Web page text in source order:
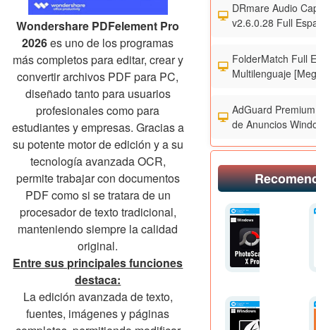
Wondershare PDFelement Pro
2026es uno de los programas
más completos para editar, crear y
convertir archivos PDF para PC,
diseñado tanto para usuarios
profesionales como para
estudiantes y empresas. Gracias a
su potente motor de edición y a su
tecnología avanzada OCR,
permite trabajar con documentos
PDF como si se tratara de un
procesador de texto tradicional,
manteniendo siempre la calidad
original.
Entre sus principales funciones
destaca:
La edición avanzada de texto,
fuentes, imágenes y páginas
DRmare Audio
v2.6.0.28 Full
FolderMatch Full
Multilenguaje
AdGuard
de Anuncios